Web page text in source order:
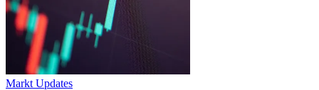
Markt Updates